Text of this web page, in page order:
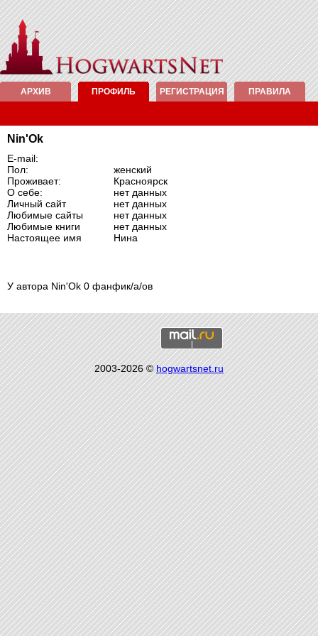
АРХИВ ПРОФИЛЬ РЕГИСТРАЦИЯ ПРАВИЛА
Nin'Ok
E-mail:
Пол:
женский
Проживает:
Красноярск
О себе:
нет данных
Личный сайт
нет данных
Любимые сайты
нет данных
Любимые книги
нет данных
Настоящее имя
Нина
У автора Nin'Ok 0 фанфик/а/ов
2003-2026 ©hogwartsnet.ru